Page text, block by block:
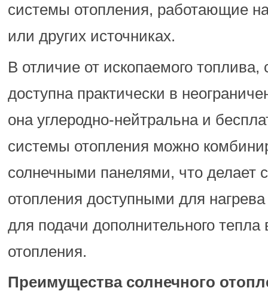
системы отопления, работающие
или других источниках.
В отличие от ископаемого топлива,
доступна практически в
она углеродно-нейтральна и
системы отопления можно
солнечными панелями, что делает
отопления доступными для
для подачи дополнительного тепла
отопления.
Преимущества солнечного